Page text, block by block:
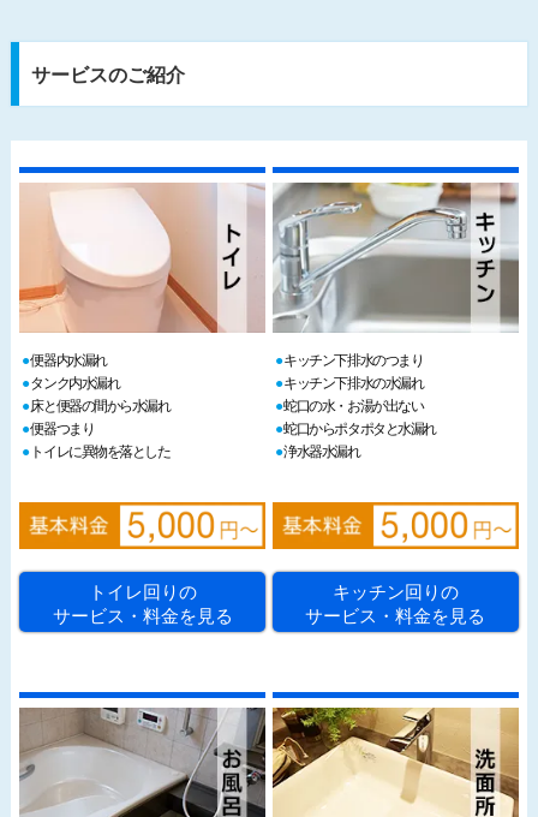
サービスのご紹介
便器内水漏れ
タンク内水漏れ
床と便器の間から水漏れ
便器つまり
トイレに異物を落とした
トイレ回りの
サービス・料金を見る
キッチン下排水のつまり
キッチン下排水の水漏れ
蛇口の水・お湯が出ない
蛇口からポタポタと水漏れ
浄水器水漏れ
キッチン回りの
サービス・料金を見る